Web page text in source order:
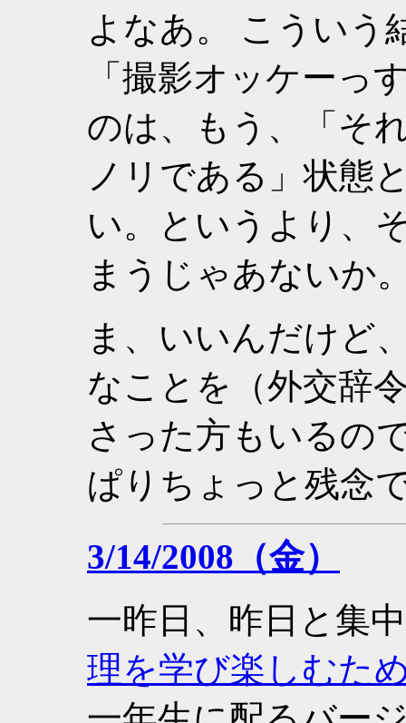
よなあ。 こういう
「撮影オッケーっ
のは、もう、「そ
ノリである」状態
い。というより、
まうじゃあないか
ま、いいんだけど
なことを（外交辞
さった方もいるの
ぱりちょっと残念
3/14/2008（金）
一昨日、昨日と集
理を学び楽しむた